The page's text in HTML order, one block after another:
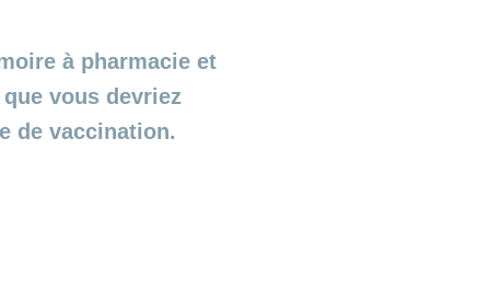
à pharmacie et
vous devriez
de vaccination.